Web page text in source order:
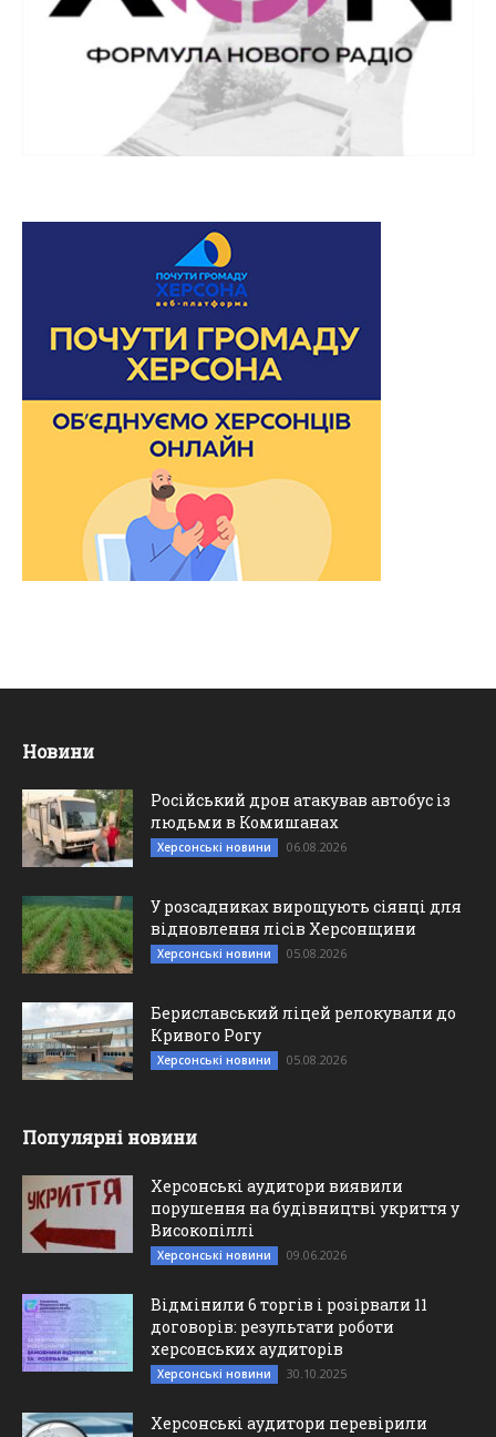
Новини
Російський дрон атакував автобус із
людьми в Комишанах
Херсонські новини 06.08.2026
У розсадниках вирощують сіянці для
відновлення лісів Херсонщини
Херсонські новини 05.08.2026
Бериславський ліцей релокували до
Кривого Рогу
Херсонські новини 05.08.2026
Популярні новини
Херсонські аудитори виявили
порушення на будівництві укриття у
Високопіллі
Херсонські новини 09.06.2026
Відмінили 6 торгів і розірвали 11
договорів: результати роботи
херсонських аудиторів
Херсонські новини 30.10.2025
Херсонські аудитори перевірили